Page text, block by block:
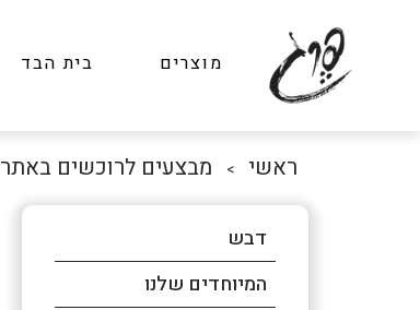
מוצרים בית הבד
ראשי > מבצעים לרוכשים באתר
דבש
המיוחדים שלנו